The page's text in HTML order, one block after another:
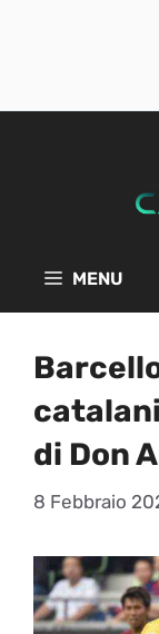
MENU
di Don
8 Febbraio